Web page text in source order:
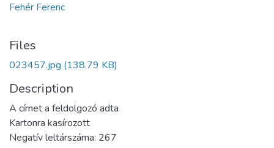
Fehér Ferenc
Files
023457.jpg (138.79 KB)
Description
A címet a feldolgozó adta
Kartonra kasírozott
Negatív leltárszáma: 267